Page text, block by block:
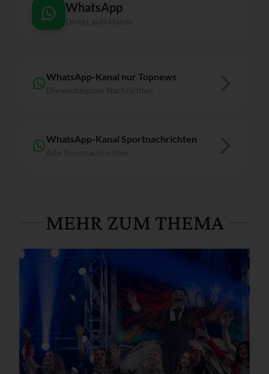
WhatsApp
WhatsApp-Kanal nur Topnews
WhatsApp-Kanal Sportnachrichten
MEHR ZUM THEMA